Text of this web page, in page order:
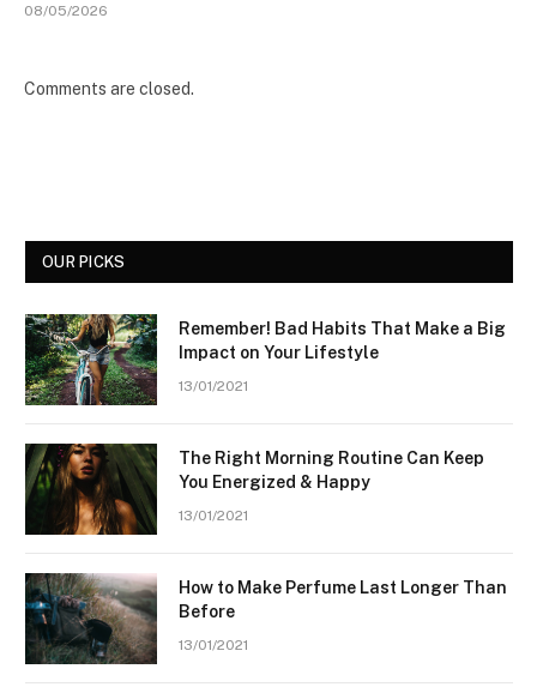
08/05/2026
Comments are closed.
OUR PICKS
Remember! Bad Habits That Make a Big
Impact on Your Lifestyle
13/01/2021
The Right Morning Routine Can Keep
You Energized & Happy
13/01/2021
How to Make Perfume Last Longer Than
Before
13/01/2021